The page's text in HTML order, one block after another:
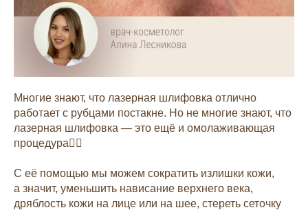
Многие знают, что лазерная шлифовка отлично
работает с рубцами постакне. Но не многие знают, что
лазерная шлифовка — это ещё и омолаживающая
процедура☝🏻
С её помощью мы можем сократить излишки кожи,
а значит, уменьшить нависание верхнего века,
дряблость кожи на лице или на шее, стереть сеточку